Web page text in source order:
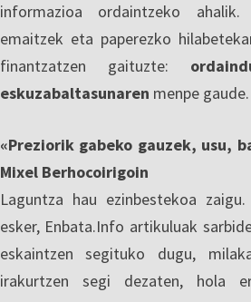
informazioa ordaintzeko ahalik.
emaitzek eta paperezko
finantzatzen gaituzte:
eskuzabaltasunaren menpe gaude.
«Preziorik gabeko gauzek, usu,
Mixel Berhocoirigoin
Laguntza hau ezinbestekoa
esker, Enbata.Info artikuluak
eskaintzen segituko dugu,
irakurtzen segi dezaten, hola